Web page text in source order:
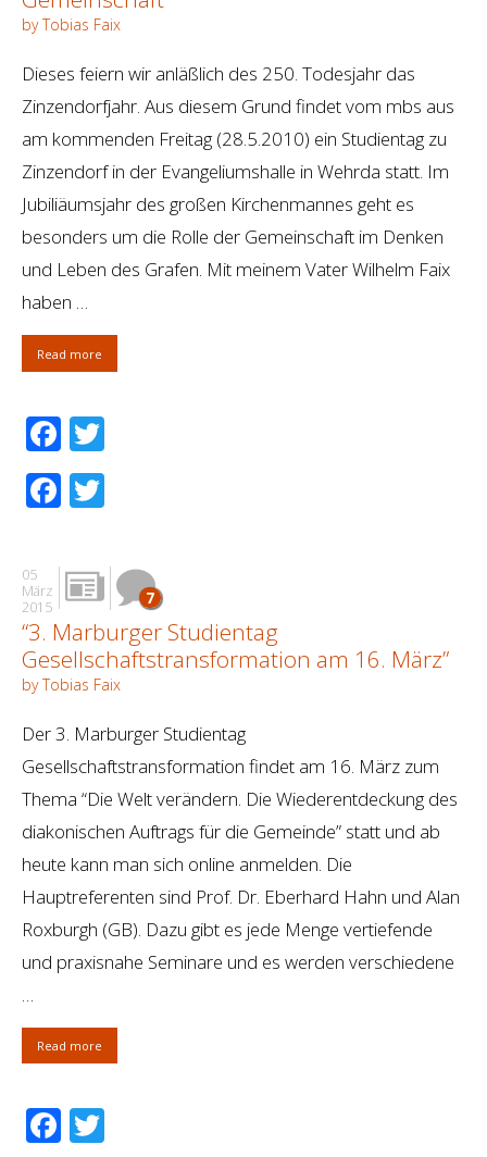
by Tobias Faix
Dieses feiern wir anläßlich des 250. Todesjahr das
Zinzendorfjahr. Aus diesem Grund findet vom mbs aus
am kommenden Freitag (28.5.2010) ein Studientag zu
Zinzendorf in der Evangeliumshalle in Wehrda statt. Im
Jubiliäumsjahr des großen Kirchenmannes geht es
besonders um die Rolle der Gemeinschaft im Denken
und Leben des Grafen. Mit meinem Vater Wilhelm Faix
haben …
Read more
Facebook
Facebook
05
März
2015
7
“3. Marburger Studientag
Gesellschaftstransformation am 16. März”
by Tobias Faix
Der 3. Marburger Studientag
Gesellschaftstransformation findet am 16. März zum
Thema “Die Welt verändern. Die Wiederentdeckung des
diakonischen Auftrags für die Gemeinde” statt und ab
heute kann man sich online anmelden. Die
Hauptreferenten sind Prof. Dr. Eberhard Hahn und Alan
Roxburgh (GB). Dazu gibt es jede Menge vertiefende
und praxisnahe Seminare und es werden verschiedene
…
Read more
Facebook